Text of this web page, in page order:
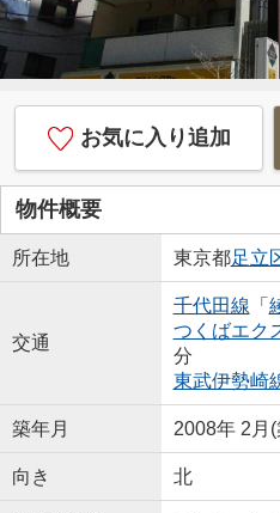
お気に入り追加
物件概要
所在地 東京都足立
交通
千代田線 「
つくばエク
分
東武伊勢崎
築年月 2008年 2月
向き 北